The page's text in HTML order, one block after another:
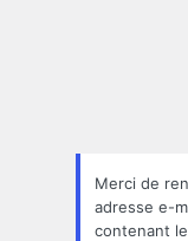
oublié
Merci de
adresse e-
contenant